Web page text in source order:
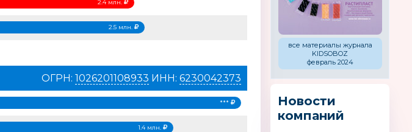
2.4 млн.
2.5 млн.
ОГРН: 1026201108933 ИНН: 6230042373
***
1.4 млн.
все материалы журнала
KIDSOBOZ
февраль 2024
Новости
компаний